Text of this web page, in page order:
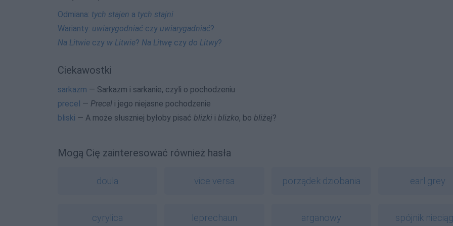
Odmiana: tych stajen a tych stajni
Warianty: uwiarygodniać czy uwiarygadniać?
Na Litwie czy w Litwie? Na Litwę czy do Litwy?
Ciekawostki
sarkazm — Sarkazm i sarkanie, czyli o pochodzeniu
precel — Precel i jego niejasne pochodzenie
bliski — A może słuszniej byłoby pisać blizki i blizko, bo bliżej?
Mogą Cię zainteresować również hasła
doula vice versa porządek dziobania earl grey
cyrylica leprechaun arganowy spójnik